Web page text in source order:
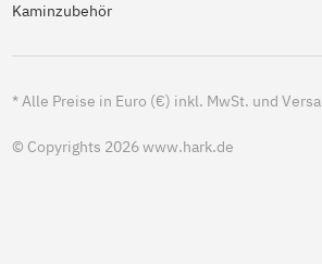
Kaminzubehör
*Alle Preise in Euro (€) inkl. MwSt. und
© Copyrights 2026 www.hark.de